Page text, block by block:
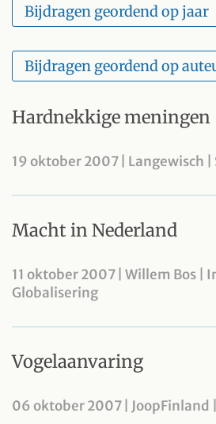
Bijdragen geordend op jaar
Bijdragen geordend op
Hardnekkige meningen
19 oktober 2007 | Langewisch
Macht in Nederland
11 oktober 2007 | Willem Bos |
Globalisering
Vogelaanvaring
06 oktober 2007 | JoopFinland